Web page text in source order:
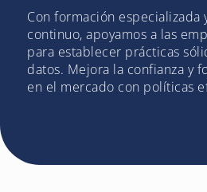
Con formación especializada
continuo, apoyamos a las
para establecer prácticas
datos. Mejora la confianza y
en el mercado con políticas